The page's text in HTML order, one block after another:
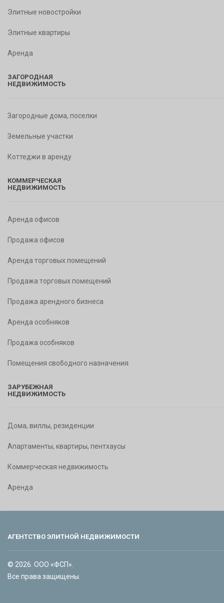
Элитные новостройки
Элитные квартиры
Аренда
ЗАГОРОДНАЯ
НЕДВИЖИМОСТЬ
Загородные дома, поселки
Земельные участки
Коттеджи в аренду
КОММЕРЧЕСКАЯ
НЕДВИЖИМОСТЬ
Аренда офисов
Продажа офисов
Аренда торговых помещений
Продажа торговых помещений
Продажа арендного бизнеса
Аренда особняков
Продажа особняков
Помещения свободного назначения
ЗАРУБЕЖНАЯ
НЕДВИЖИМОСТЬ
Дома, виллы, резиденции
Апартаменты, квартиры, пентхаусы
Коммерческая недвижимость
Аренда
АГЕНТСТВО ЭЛИТНОЙ НЕДВИЖИМОСТИ
© 2026. ООО «ФСП».
Все права защищены.